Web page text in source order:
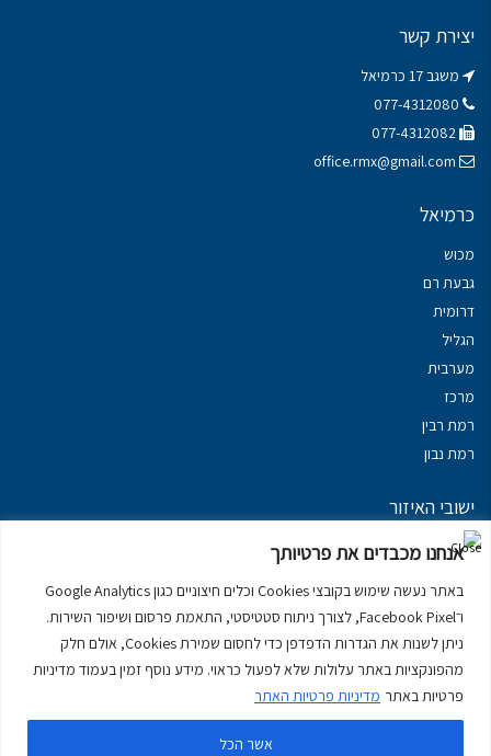
אנחנו מכבדים את פרטיותך
באתר נעשה שימוש בקובצי Cookies וכלים חיצוניים כגון Google Analytics
ו־Facebook Pixel, לצורך ניתוח סטטיסטי, התאמת פרסום ושיפור השירות.
ניתן לשנות את הגדרות הדפדפן כדי לחסום שמירת Cookies, אולם חלק
מהפונקציות באתר עלולות שלא לפעול כראוי. מידע נוסף זמין בעמוד מדיניות
פרטיות באתר מדיניות פרטיות האתר
אשר הכל
יצירת קשר
משגב 17 כרמיאל
office.rmx@gmail.com
כרמיאל
מכוש
גבעת רם
דרומית
הגליל
מערבית
מרכז
רמת רבין
רמת נבון
ישובי האיזור
נכסים במשגב
מרום הגליל
יצירת קשר